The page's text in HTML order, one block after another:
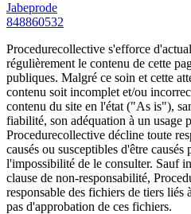
Jabeprode
848860532
Procedurecollective s'efforce
régulièrement le contenu de cette
publiques. Malgré ce soin et cette
contenu soit incomplet et/ou
contenu du site en l'état ("As is"),
fiabilité, son adéquation à un usage
Procedurecollective décline toute
causés ou susceptibles d'être
l'impossibilité de le consulter. Sauf
clause de non-responsabilité,
responsable des fichiers de tiers
pas d'approbation de ces fichiers.